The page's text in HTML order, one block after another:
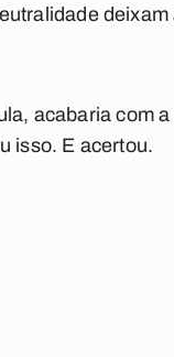
acabaria com
isso. E acertou.